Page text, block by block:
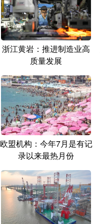
浙江黄岩：推进制造业高
质量发展
欧盟机构：今年7月是有记
录以来最热月份